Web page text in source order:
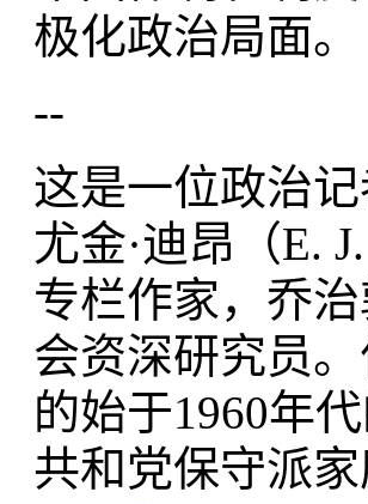
极化政治局面。
--
这是一位政治
尤金·迪昂（E.
专栏作家，乔
会资深研究员
的始于1960年
共和党保守派